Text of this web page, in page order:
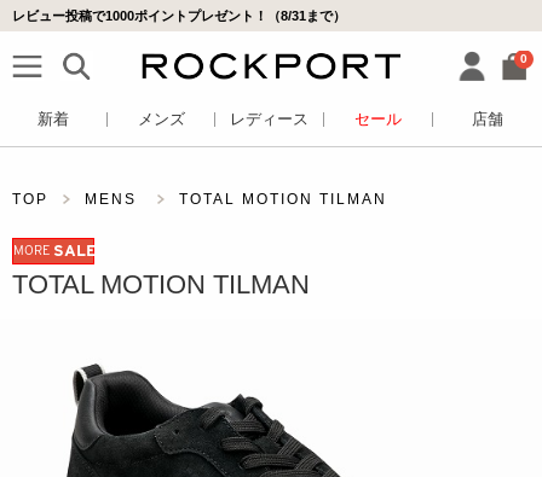
レビュー投稿で1000ポイントプレゼント！（8/31まで）
0
新着 メンズ レディース セール 店舗
TOP MENS TOTAL MOTION TILMAN
MORE SALE
TOTAL MOTION TILMAN